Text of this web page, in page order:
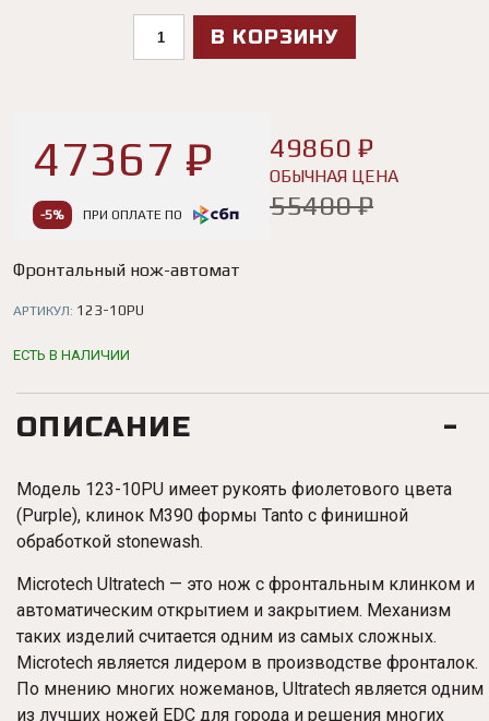
В КОРЗИНУ
47367 ₽
-5% ПРИ ОПЛАТЕ ПО
49860 ₽
ОБЫЧНАЯ ЦЕНА
55400 ₽
Фронтальный нож-автомат
АРТИКУЛ: 123-10PU
ЕСТЬ В НАЛИЧИИ
ОПИСАНИЕ
Модель 123-10PU имеет рукоять фиолетового цвета
( Purple), клинок M390 формы Tanto с финишной
обработкой stonewash.
Microtech Ultratech — это нож с фронтальным клинком и
автоматическим открытием и закрытием. Механизм
таких изделий считается одним из самых сложных.
Microtech является лидером в производстве фронталок.
По мнению многих ножеманов, Ultratech является одним
из лучших ножей EDC для города и решения многих